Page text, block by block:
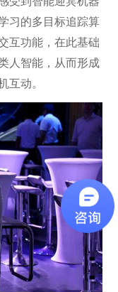
习的多目标追踪算
互功能，在此基础
人智能，从而形成
互动。